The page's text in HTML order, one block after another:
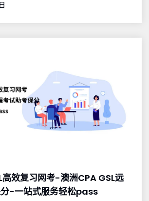
高效复习网考-澳洲CPA GSL远
-一站式服务轻松pass